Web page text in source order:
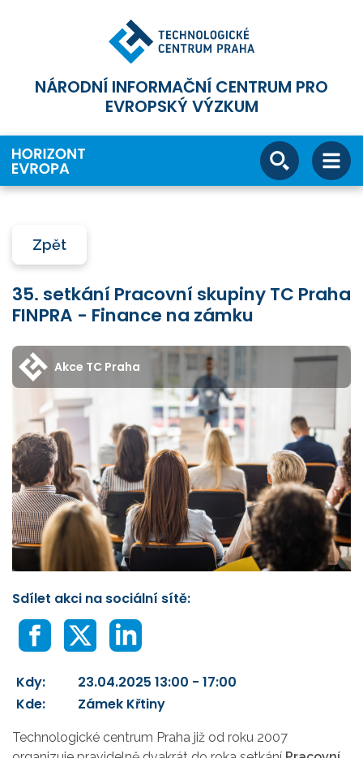
NÁRODNÍ INFORMAČNÍ CENTRUM PRO
EVROPSKÝ VÝZKUM
Zpět
35. setkání Pracovní skupiny TC Praha
FINPRA - Finance na zámku
Akce TC Praha
Sdílet akci na sociální sítě:
Kdy:
23.04.2025 13:00 - 17:00
Kde:
Zámek Křtiny
Technologické centrum Praha již od roku 2007